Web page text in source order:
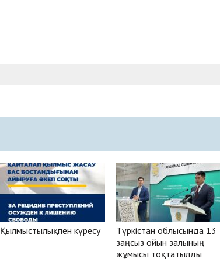
Қылмыстылықпен күресу
Түркістан облысында 13
заңсыз ойын залының
жұмысы тоқтатылды